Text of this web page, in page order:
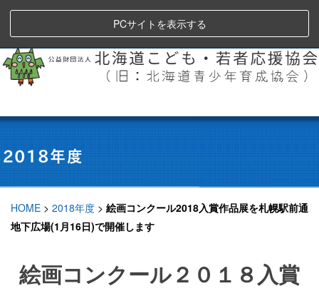
PCサイトを表示する
HOME > 2018年度 > 絵画コンクール2018入賞作品展を札幌駅前通
地下広場(1月16日)で開催します
絵画コンクール２０１８ 入賞